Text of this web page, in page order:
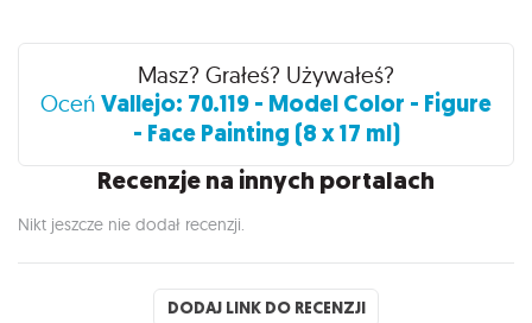
Recenzje
Masz? Grałeś? Używałeś?
Oceń Vallejo: 70.119 - Model Color - Figure
- Face Painting (8 x 17 ml)
Recenzje na innych portalach
Nikt jeszcze nie dodał recenzji.
DODAJ LINK DO RECENZJI